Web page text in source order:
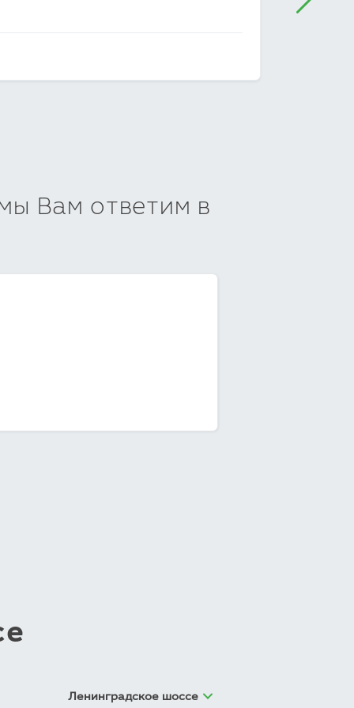
Вам ответим в
Ленинградское шоссе